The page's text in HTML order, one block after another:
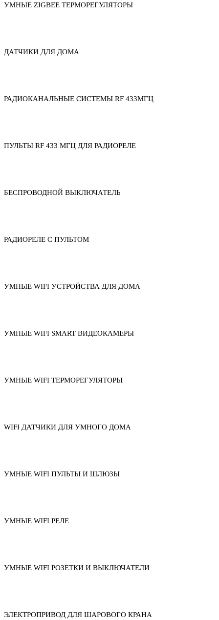
УМНЫЕ ZIGBEE ТЕРМОРЕГУЛЯТОРЫ
ДАТЧИКИ ДЛЯ ДОМА
РАДИОКАНАЛЬНЫЕ СИСТЕМЫ RF 433МГЦ
ПУЛЬТЫ RF 433 МГЦ ДЛЯ РАДИОРЕЛЕ
БЕСПРОВОДНОЙ ВЫКЛЮЧАТЕЛЬ
РАДИОРЕЛЕ С ПУЛЬТОМ
УМНЫЕ WIFI УСТРОЙСТВА ДЛЯ ДОМА
УМНЫЕ WIFI SMART ВИДЕОКАМЕРЫ
УМНЫЕ WIFI ТЕРМОРЕГУЛЯТОРЫ
WIFI ДАТЧИКИ ДЛЯ УМНОГО ДОМА
УМНЫЕ WIFI ПУЛЬТЫ И ШЛЮЗЫ
УМНЫЕ WIFI РЕЛЕ
УМНЫЕ WIFI РОЗЕТКИ И ВЫКЛЮЧАТЕЛИ
ЭЛЕКТРОПРИВОД ДЛЯ ШАРОВОГО КРАНА